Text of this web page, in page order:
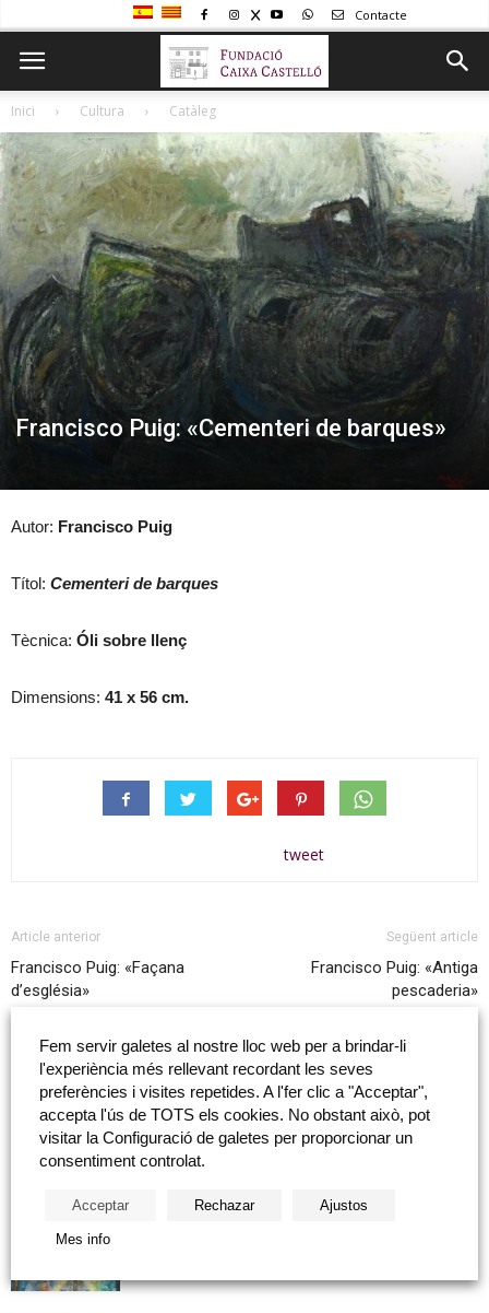
Contacte
Inici Cultura Catàleg
Francisco Puig: «Cementeri de barques»
Autor: Francisco Puig
Títol: Cementeri de barques
Tècnica: Óli sobre llenç
Dimensions: 41 x 56 cm.
tweet
Article anterior
Francisco Puig: «Façana
d’església»
Següent article
Francisco Puig: «Antiga
pescaderia»
Articles relacionats Més del autor
Salvador Dalí: «Sèrie de taulells de
Salvador Dalí»
Fem servir galetes al nostre lloc web per a brindar-li
l'experiència més rellevant recordant les seves
preferències i visites repetides. A l'fer clic a "Acceptar",
accepta l'ús de TOTS els cookies. No obstant això, pot
visitar la Configuració de galetes per proporcionar un
consentiment controlat.
Acceptar Rechazar Ajustos
Mes info